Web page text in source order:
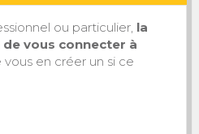
ou particulier, la
vous connecter à
vous en créer un si ce